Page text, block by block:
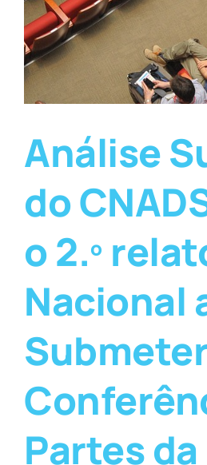
Análise
do
o 2.º
Nacional
Partes da